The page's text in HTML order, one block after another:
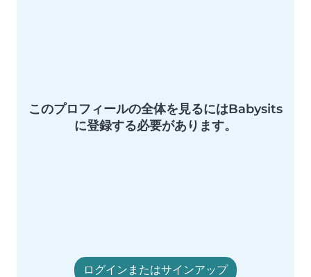
このプロフィールの全体を見るにはBabysits
に登録する必要があります。
ログインまたはサインアップ